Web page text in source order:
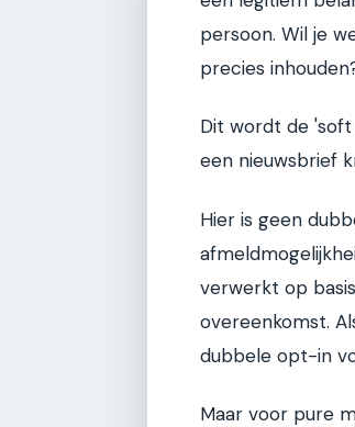
persoon. Wil je
precies
Dit wordt de
een nieuwsbrief
Hier is geen
verwerkt op
overeenkomst.
dubbele opt-in
Maar voor pure